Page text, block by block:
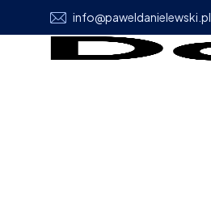
info@paweldanielewski.pl